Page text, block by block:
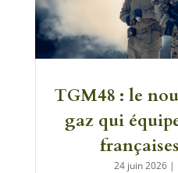
TGM48 : le
gaz qui
24 juin 2026|